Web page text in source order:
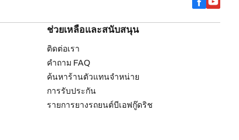
ช่วยเหลือและสนับสนุน
ติดต่อเรา
คำถาม FAQ
ค้นหาร้านตัวแทนจำหน่าย
การรับประกัน
รายการยางรถยนต์บีเอฟกู๊ดริช